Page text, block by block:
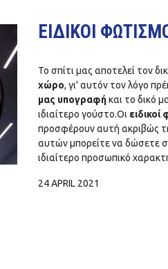
ΕΙΔΙΚΟΙ
24 APRIL 2021
Το σπίτι μας αποτελεί τον
χώρο, γι' αυτόν τον λόγο
μας υπογραφήκαι το δικό
ιδιαίτερο γούστο.Οι ειδικοί
προσφέρουν αυτή ακριβώς
αυτών μπορείτε να δώσετε
ιδιαίτερο προσωπικό